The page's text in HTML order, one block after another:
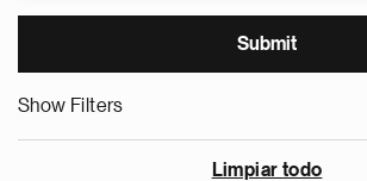
Show Filters
Limpiar todo